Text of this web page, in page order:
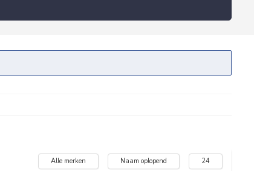
Alle merken Naam oplopend 24